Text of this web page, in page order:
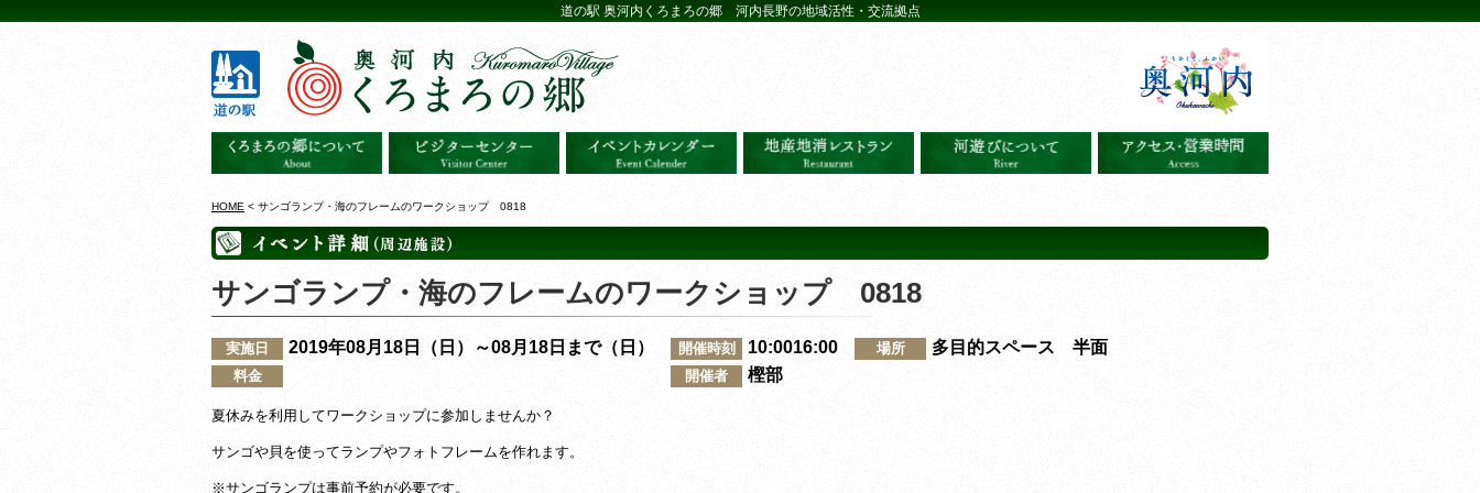
道の駅 奥河内くろまろの郷 河内長野の地域活性・交流拠点
HOME < サンゴランプ・海のフレームのワークショップ 0818
サンゴランプ・海のフレームのワークショップ 0818
実施日 2019年08月18日（日）～08月18日まで（日） 開催時刻 10:0016:00 場所 多目的スペース 半面
料金 開催者 樫部
夏休みを利用してワークショップに参加しませんか？
サンゴや貝を使ってランプやフォトフレームを作れます。
※サンゴランプは事前予約が必要です。